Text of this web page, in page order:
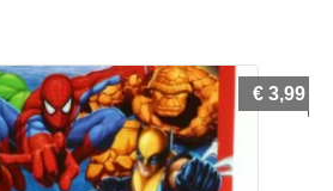
€ 3,99